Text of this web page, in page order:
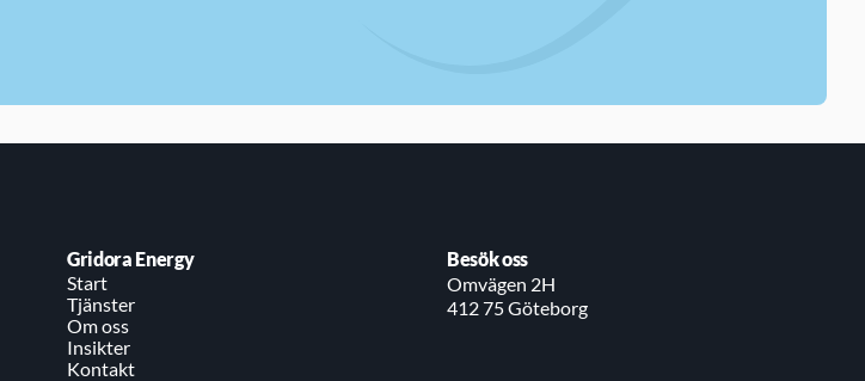
Gridora Energy
Start
Tjänster
Om oss
Insikter
Kontakt
Besök oss
Omvägen 2H
412 75 Göteborg